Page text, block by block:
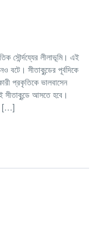
সৌর্ন্দয্যের লীলাভূমি। এই
বটে। সীতাকুন্ডের পূর্বদিকে
প্রকৃতিকে ভালবাসেন
আসতে হবে।
[…]